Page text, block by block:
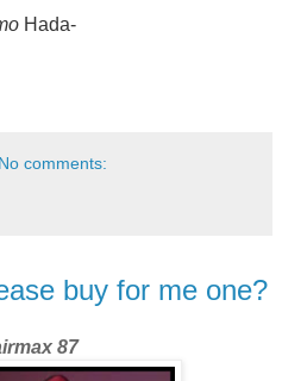
Hada-
No comments:
buy for me one?
87